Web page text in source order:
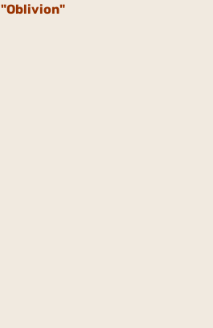
"Oblivion"